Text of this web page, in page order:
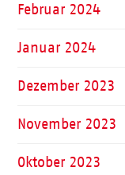
Februar 2024
Januar 2024
Dezember 2023
November 2023
Oktober 2023